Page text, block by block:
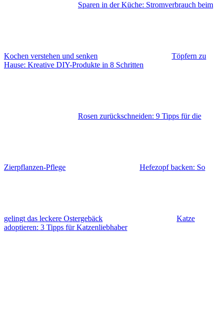
Sparen in der Küche: Stromverbrauch beim
Kochen verstehen und senken
Töpfern zu
Hause: Kreative DIY-Produkte in 8 Schritten
Rosen zurückschneiden: 9 Tipps für die
Zierpflanzen-Pflege Hefezopf backen: So
gelingt das leckere Ostergebäck
Katze
adoptieren: 3 Tipps für Katzenliebhaber